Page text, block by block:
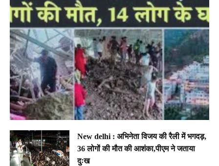
New delhi : अभिनेता विजय की रैली में भगदड़,
36 लोगों की मौत की आशंका,पीएम ने जताया
दुःख